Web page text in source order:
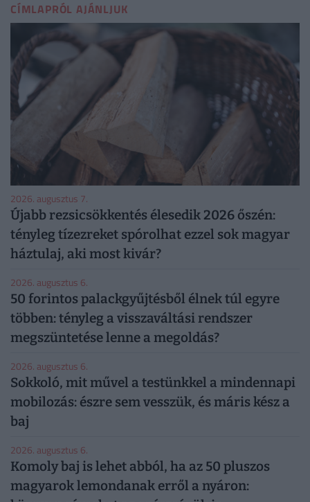
CÍMLAPRÓL AJÁNLJUK
2026. augusztus 7.
Újabb rezsicsökkentés élesedik 2026 őszén:
tényleg tízezreket spórolhat ezzel sok magyar
háztulaj, aki most kivár?
2026. augusztus 6.
50 forintos palackgyűjtésből élnek túl egyre
többen: tényleg a visszaváltási rendszer
megszüntetése lenne a megoldás?
2026. augusztus 6.
Sokkoló, mit művel a testünkkel a mindennapi
mobilozás: észre sem vesszük, és máris kész a
baj
2026. augusztus 6.
Komoly baj is lehet abból, ha az 50 pluszos
magyarok lemondanak erről a nyáron: